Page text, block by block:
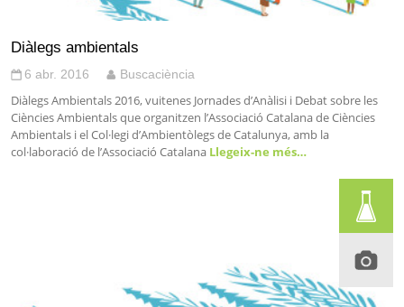
Diàlegs ambientals
6 abr. 2016 Buscaciència
Diàlegs Ambientals 2016, vuitenes Jornades d’Anàlisi i Debat sobre les
Ciències Ambientals que organitzen l’Associació Catalana de Ciències
Ambientals i el Col·legi d’Ambientòlegs de Catalunya, amb la
col·laboració de l’Associació Catalana Llegeix-ne més…